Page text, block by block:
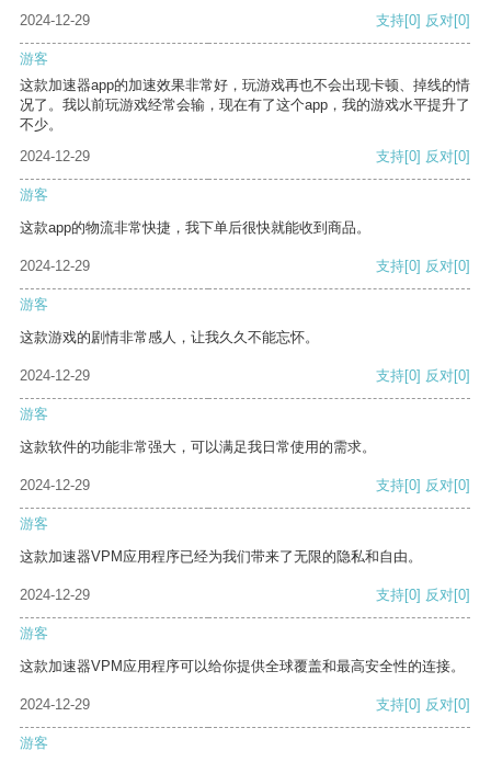
2024-12-29 支持[0] 反对[0]
游客
这款加速器app的加速效果非常好，玩游戏再也不会出现卡顿、掉线的情
况了。我以前玩游戏经常会输，现在有了这个app，我的游戏水平提升了
不少。
2024-12-29
支持[0] 反对[0]
游客
这款app的物流非常快捷，我下单后很快就能收到商品。
2024-12-29 支持[0] 反对[0]
游客
这款游戏的剧情非常感人，让我久久不能忘怀。
2024-12-29 支持[0] 反对[0]
游客
这款软件的功能非常强大，可以满足我日常使用的需求。
2024-12-29 支持[0] 反对[0]
游客
这款加速器VPM应用程序已经为我们带来了无限的隐私和自由。
2024-12-29 支持[0] 反对[0]
游客
这款加速器VPM应用程序可以给你提供全球覆盖和最高安全性的连接。
2024-12-29 支持[0] 反对[0]
游客